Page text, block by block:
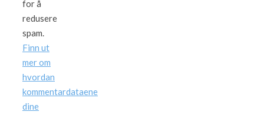
for å
redusere
spam.
Finn ut
mer om
hvordan
kommentardataene
dine